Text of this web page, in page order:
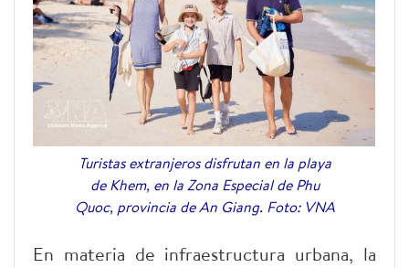
Turistas extranjeros disfrutan en la playa
de Khem, en la Zona Especial de Phu
Quoc, provincia de An Giang. Foto: VNA
En materia de infraestructura urbana, la